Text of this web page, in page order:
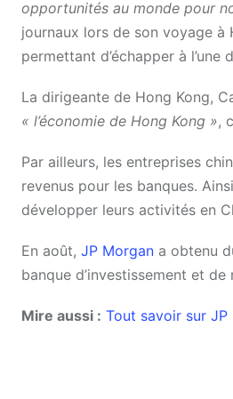
opportunités au monde pour
journaux lors de son voyage à
permettant d’échapper à
La dirigeante de Hong Kong,
« l’économie de Hong Kong »,
Par ailleurs, les entreprises
revenus pour les banques.
développer leurs activités en
En août, JP Morgan a obtenu
banque d’investissement et
Mire aussi : Tout savoir sur